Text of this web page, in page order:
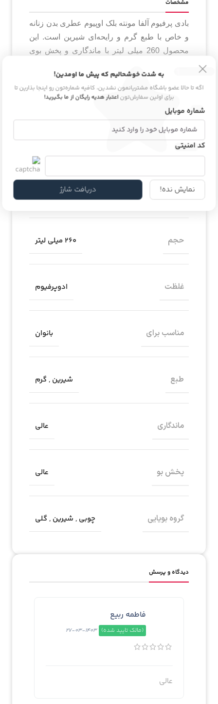
مشخصات
بادی پرفیوم آلفا مونته بلک اوپیوم عطری بدن زنانه
و خاص با طبع گرم و رایحه‌ای شیرین است. این
محصول 260 میلی لیتر با ماندگاری و پخش بوی
جذاب و اثرگذار می‌خواهند انتخابی دلنشین است.
اطلاعات محصول
برند
کشور مبدا برند
حجم 260 میلی لیتر
غلظت ادوپرفیوم
مناسب برای بانوان
طبع شیرین ,گرم
ماندگاری عالی
پخش بو عالی
گروه بویایی چوبی , شیرین ,گلی
دیدگاه و پرسش
فاطمه ربیع
(مالک تایید شده) 1403-03-27
عالی
به شدت خوشحالیم که پیش ما اومدین!
اگه تا حالا عضو باشگاه مشتریانمون نشدین، کافیه شماره‌تون رو اینجا بذارین تا
برای اولین سفارش‌تون اعتبار هدیه رایگان از ما بگیرید!
شماره موبایل
کد امنیتی
نمایش نده! دریافت شارژ